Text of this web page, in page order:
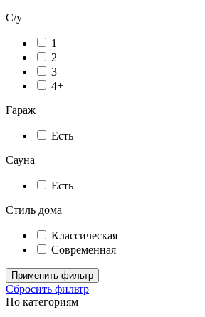
С/у
1
2
3
4+
Гараж
Есть
Сауна
Есть
Стиль дома
Классическая
Современная
Применить фильтр
Сбросить фильтр
По категориям